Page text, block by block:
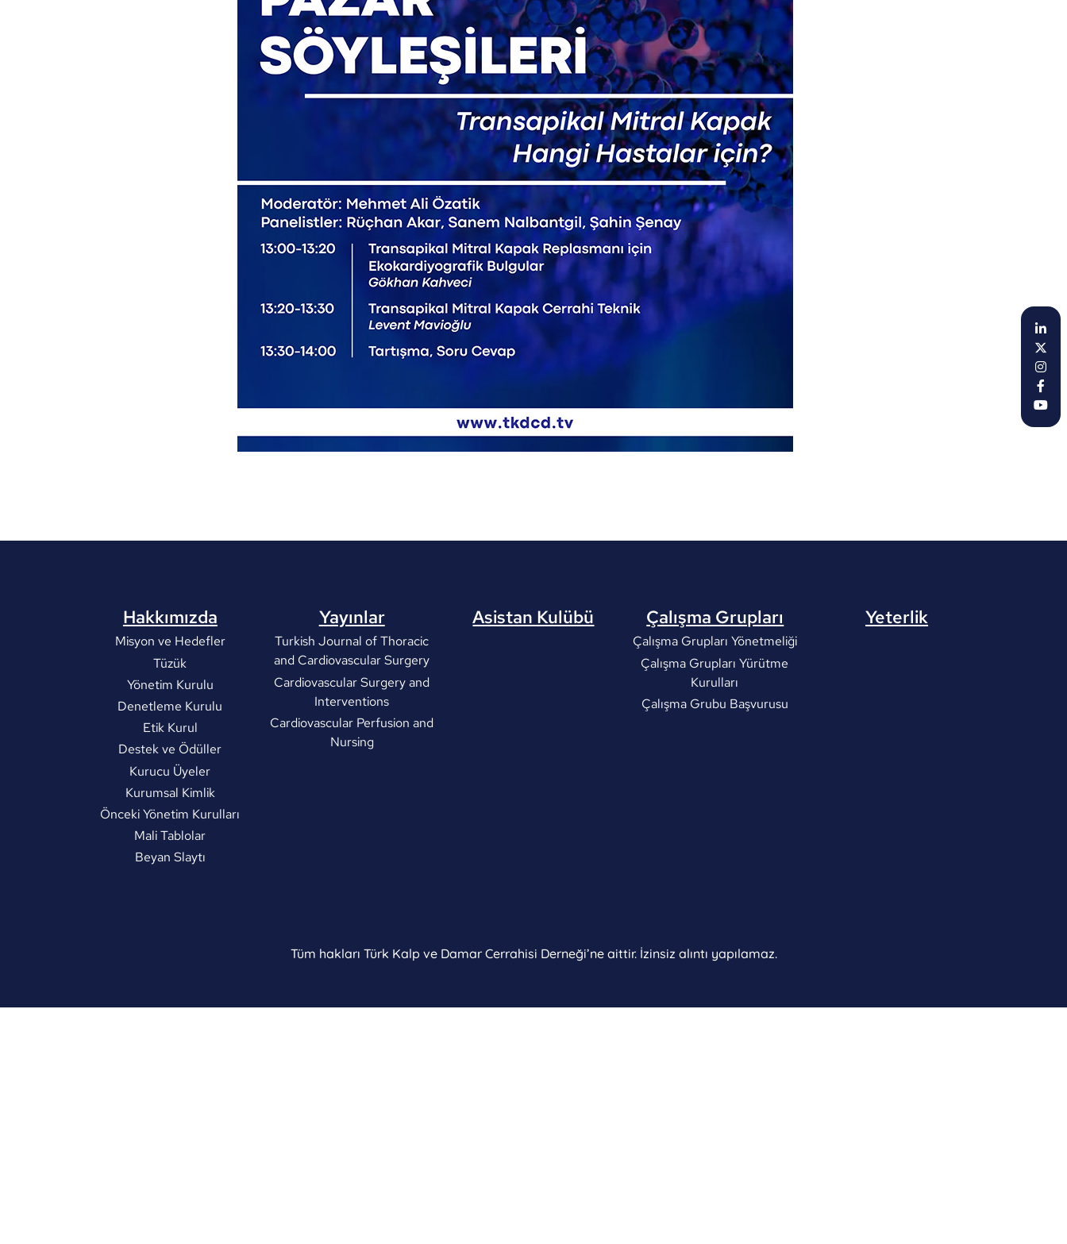
Hakkımızda
Misyon ve Hedefler
Tüzük
Yönetim Kurulu
Denetleme Kurulu
Etik Kurul
Destek ve Ödüller
Kurucu Üyeler
Kurumsal Kimlik
Önceki Yönetim Kurulları
Mali Tablolar
Beyan Slaytı
Yayınlar
Turkish Journal of Thoracic
and Cardiovascular Surgery
Cardiovascular Surgery and
Interventions
Cardiovascular Perfusion and
Nursing
Asistan Kulübü Çalışma Grupları
Çalışma Grupları Yönetmeliği
Çalışma Grupları Yürütme
Kurulları
Çalışma Grubu Başvurusu
Yeterlik
Tüm hakları Türk Kalp ve Damar Cerrahisi Derneği’ne aittir. İzinsiz alıntı yapılamaz.